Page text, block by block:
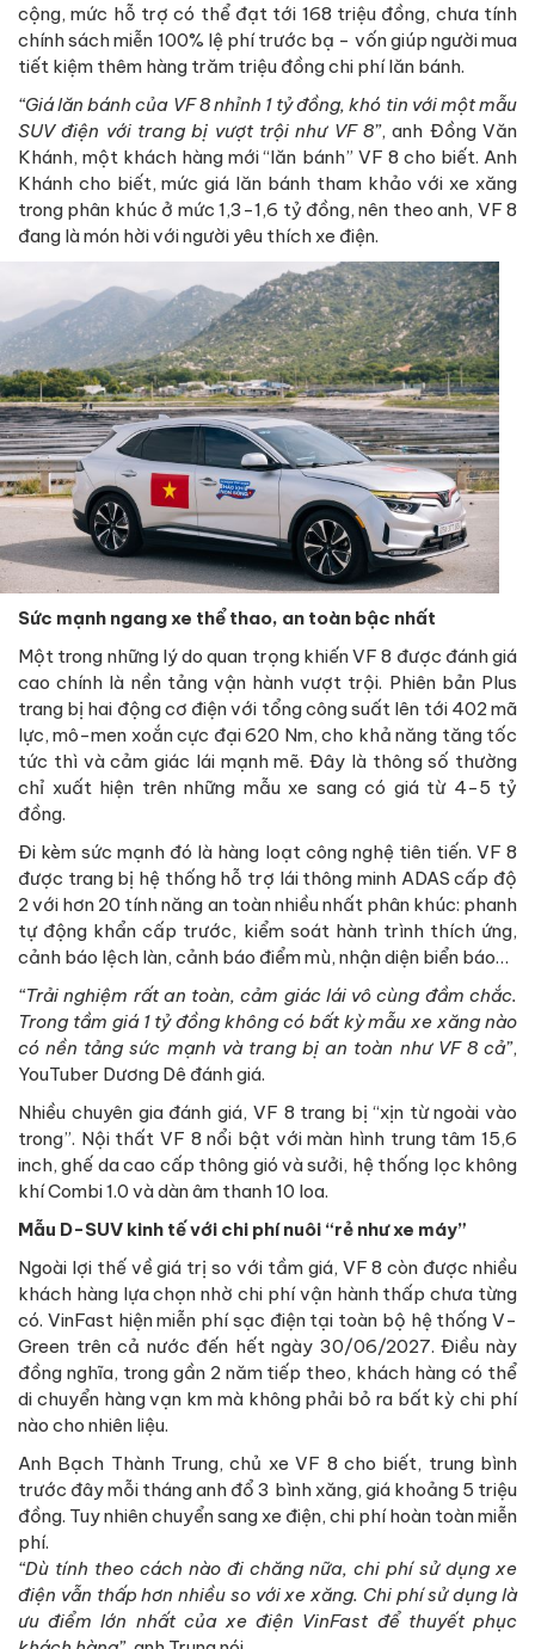
cộng, mức hỗ trợ có thể đạt tới 168 triệu đồng, chưa tính
chính sách miễn 100% lệ phí trước bạ - vốn giúp người mua
tiết kiệm thêm hàng trăm triệu đồng chi phí lăn bánh.
“Giá lăn bánh của VF 8 nhỉnh 1 tỷ đồng, khó tin với một mẫu
SUV điện với trang bị vượt trội như VF 8”, anh Đồng Văn
Khánh, một khách hàng mới “lăn bánh” VF 8 cho biết. Anh
Khánh cho biết, mức giá lăn bánh tham khảo với xe xăng
trong phân khúc ở mức 1,3-1,6 tỷ đồng, nên theo anh, VF 8
đang là món hời với người yêu thích xe điện.
Sức mạnh ngang xe thể thao, an toàn bậc nhất
Một trong những lý do quan trọng khiến VF 8 được đánh giá
cao chính là nền tảng vận hành vượt trội. Phiên bản Plus
trang bị hai động cơ điện với tổng công suất lên tới 402 mã
lực, mô-men xoắn cực đại 620 Nm, cho khả năng tăng tốc
tức thì và cảm giác lái mạnh mẽ. Đây là thông số thường
chỉ xuất hiện trên những mẫu xe sang có giá từ 4-5 tỷ
đồng.
Đi kèm sức mạnh đó là hàng loạt công nghệ tiên tiến. VF 8
được trang bị hệ thống hỗ trợ lái thông minh ADAS cấp độ
2 với hơn 20 tính năng an toàn nhiều nhất phân khúc: phanh
tự động khẩn cấp trước, kiểm soát hành trình thích ứng,
cảnh báo lệch làn, cảnh báo điểm mù, nhận diện biển báo…
“Trải nghiệm rất an toàn, cảm giác lái vô cùng đầm chắc.
Trong tầm giá 1 tỷ đồng không có bất kỳ mẫu xe xăng nào
có nền tảng sức mạnh và trang bị an toàn như VF 8 cả”,
YouTuber Dương Dê đánh giá.
Nhiều chuyên gia đánh giá, VF 8 trang bị “xịn từ ngoài vào
trong”. Nội thất VF 8 nổi bật với màn hình trung tâm 15,6
inch, ghế da cao cấp thông gió và sưởi, hệ thống lọc không
khí Combi 1.0 và dàn âm thanh 10 loa.
Mẫu D-SUV kinh tế với chi phí nuôi “rẻ như xe máy”
Ngoài lợi thế về giá trị so với tầm giá, VF 8 còn được nhiều
khách hàng lựa chọn nhờ chi phí vận hành thấp chưa từng
có. VinFast hiện miễn phí sạc điện tại toàn bộ hệ thống V-
Green trên cả nước đến hết ngày 30/06/2027. Điều này
đồng nghĩa, trong gần 2 năm tiếp theo, khách hàng có thể
di chuyển hàng vạn km mà không phải bỏ ra bất kỳ chi phí
nào cho nhiên liệu.
Anh Bạch Thành Trung, chủ xe VF 8 cho biết, trung bình
trước đây mỗi tháng anh đổ 3 bình xăng, giá khoảng 5 triệu
đồng. Tuy nhiên chuyển sang xe điện, chi phí hoàn toàn miễn
phí.
“Dù tính theo cách nào đi chăng nữa, chi phí sử dụng xe
điện vẫn thấp hơn nhiều so với xe xăng. Chi phí sử dụng là
ưu điểm lớn nhất của xe điện VinFast để thuyết phục